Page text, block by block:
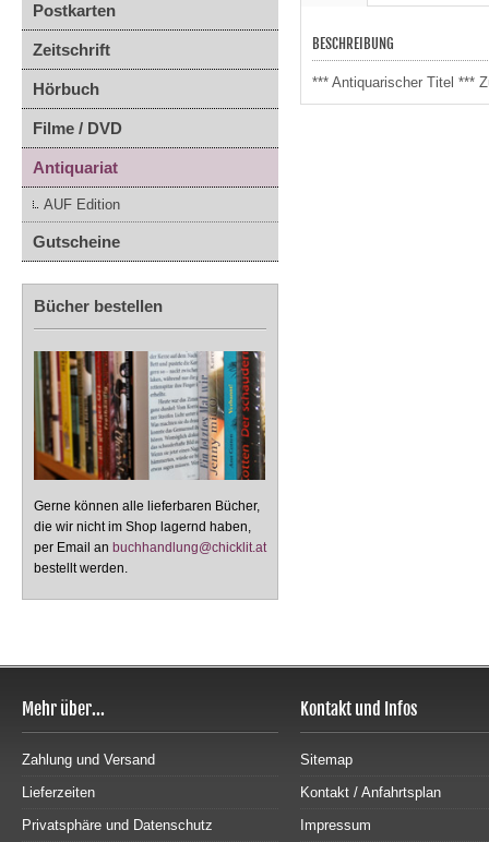
Postkarten
Zeitschrift
Hörbuch
Filme / DVD
Antiquariat
AUF Edition
Gutscheine
Bücher bestellen
Gerne können alle lieferbaren Bücher,
die wir nicht im Shop lagernd haben,
per Email an buchhandlung@chicklit.at
bestellt werden.
BESCHREIBUNG
*** Antiquarischer Titel ***
Mehr über...
Zahlung und Versand
Lieferzeiten
Privatsphäre und Datenschutz
Kontakt und Infos
Sitemap
Kontakt / Anfahrtsplan
Impressum